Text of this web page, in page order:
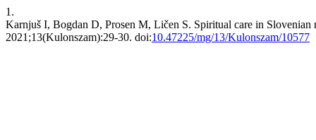
1.
Karnjuš I, Bogdan D, Prosen M, Ličen S. Spiritual care in
2021;13(Kulonszam):29-30. doi:10.47225/mg/13/Kulonszam/10577